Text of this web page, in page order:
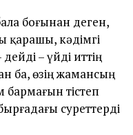
боғынан деген,
қарашы, кәдімгі
– үйді иттің
ба, өзің жамансың
тістеп
суреттерді